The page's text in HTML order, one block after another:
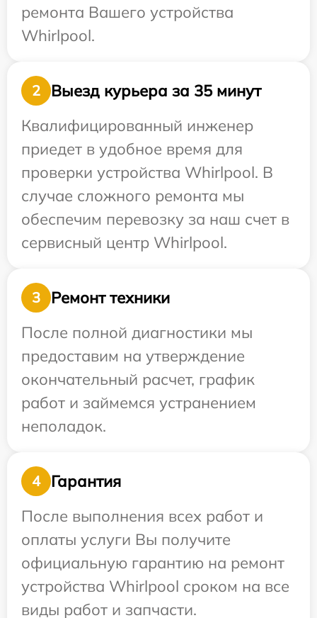
ремонта Вашего устройства
Whirlpool.
2
Выезд курьера за 35 минут
Квалифицированный инженер
приедет в удобное время для
проверки устройства Whirlpool. В
случае сложного ремонта мы
обеспечим перевозку за наш счет в
сервисный центр Whirlpool.
3
Ремонт техники
После полной диагностики мы
предоставим на утверждение
окончательный расчет, график
работ и займемся устранением
неполадок.
4
Гарантия
После выполнения всех работ и
оплаты услуги Вы получите
официальную гарантию на ремонт
устройства Whirlpool сроком на все
виды работ и запчасти.